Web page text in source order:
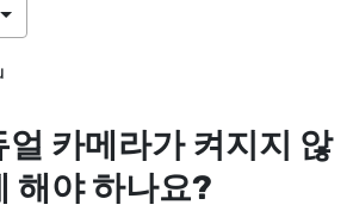
카메라가 켜지지 않
해야 하나요?